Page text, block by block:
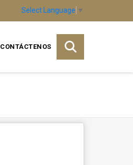
Select Language ▼
CONTÁCTENOS